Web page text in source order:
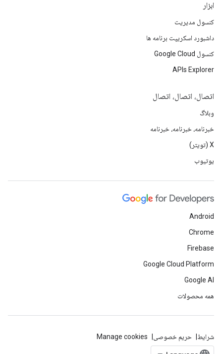
ابزار
کنسول مدیریت
داشبورد اسکریپت برنامه ها
کنسول Google Cloud
APIs Explorer
اتصال، اتصال، اتصال
وبلاگ
خبرنامه، خبرنامه، خبرنامه
X (تویتر)
یوتیوب
Android
Chrome
Firebase
Google Cloud Platform
Google AI
همه محصولات
شرایط حریم خصوصی Manage cookies